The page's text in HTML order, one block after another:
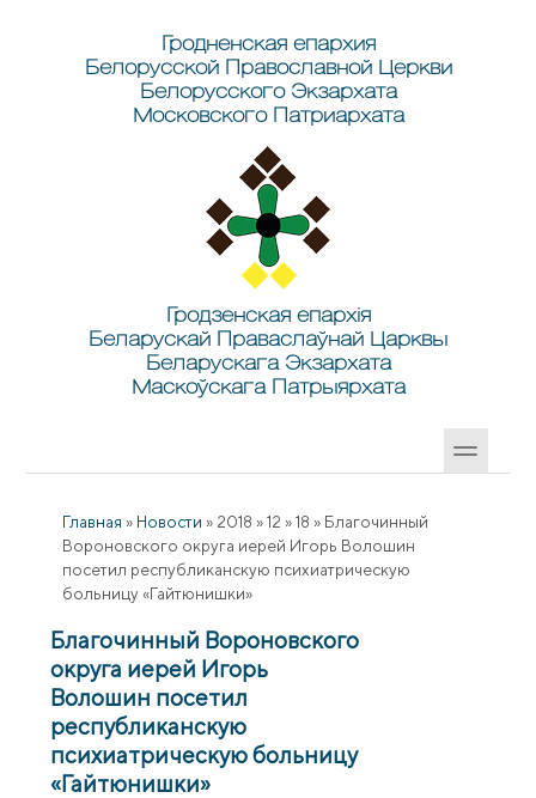
Гродненская епархия
Белорусской Православной Церкви
Белорусского Экзархата
Московского Патриархата
Гродзенская епархія
Беларускай Праваслаўнай Царквы
Беларускага Экзархата
Маскоўскага Патрыярхата
Главная » Новости » 2018 » 12 » 18 » Благочинный
Вороновского округа иерей Игорь Волошин
посетил республиканскую психиатрическую
больницу «Гайтюнишки»
Благочинный Вороновского
округа иерей Игорь
Волошин посетил
республиканскую
психиатрическую больницу
«Гайтюнишки»